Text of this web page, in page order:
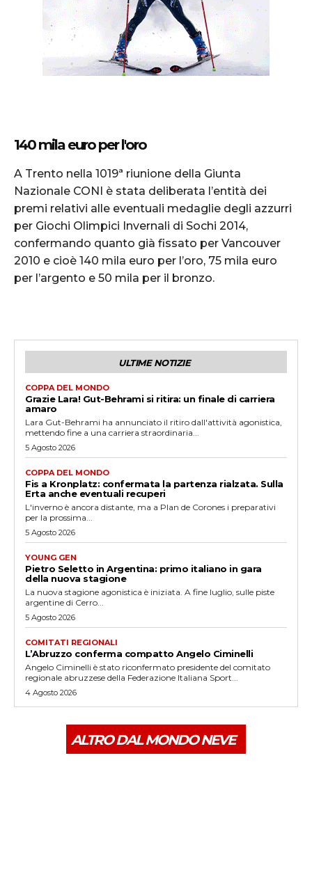
140 mila euro per l'oro
A Trento nella 1019ª riunione della Giunta
Nazionale CONI è stata deliberata l’entità dei
premi relativi alle eventuali medaglie degli azzurri
per Giochi Olimpici Invernali di Sochi 2014,
confermando quanto già fissato per Vancouver
2010 e cioè 140 mila euro per l’oro, 75 mila euro
per l’argento e 50 mila per il bronzo.
ULTIME NOTIZIE
COPPA DEL MONDO
Grazie Lara! Gut-Behrami si ritira: un finale di carriera
amaro
Lara Gut-Behrami ha annunciato il ritiro dall'attività agonistica,
mettendo fine a una carriera straordinaria...
5 Agosto 2026
COPPA DEL MONDO
Fis a Kronplatz: confermata la partenza rialzata. Sulla
Erta anche eventuali recuperi
L'inverno è ancora distante, ma a Plan de Corones i preparativi
per la prossima...
5 Agosto 2026
YOUNG GEN
Pietro Seletto in Argentina: primo italiano in gara
della nuova stagione
La nuova stagione agonistica è iniziata. A fine luglio, sulle piste
argentine di Cerro...
5 Agosto 2026
COMITATI REGIONALI
L’Abruzzo conferma compatto Angelo Ciminelli
Angelo Ciminelli è stato riconfermato presidente del comitato
regionale abruzzese della Federazione Italiana Sport...
4 Agosto 2026
ALTRO DAL MONDO NEVE